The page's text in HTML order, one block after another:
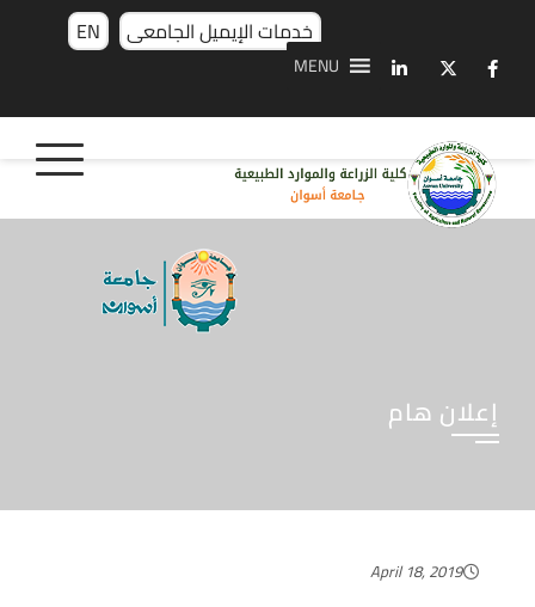
EN خدمات الإيميل الجامعى
MENU
إعلان هام
April 18, 2019